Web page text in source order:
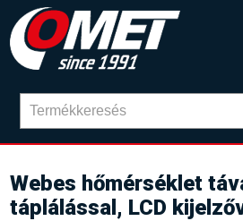
Webes hőmérséklet
táplálással, LCD